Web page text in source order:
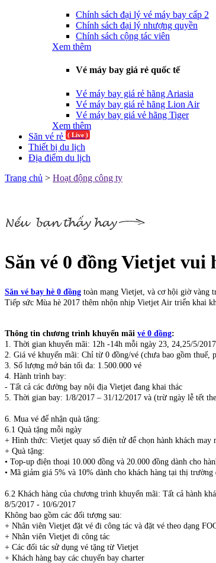
Chính sách đại lý vé máy bay cấp 2
Chính sách đại lý nhượng quyền
Chính sách cộng tác viên
Xem thêm
Vé máy bay giá rẻ quốc tế
Vé máy bay giá rẻ hãng Ariasia
Vé máy bay giá rẻ hãng Lion Air
Vé máy bay giá vẻ hãng Tiger
Xem thêm
Săn vé rẻ ( Live )
Thiết bị du lịch
Địa điểm du lịch
Trang chủ > Hoạt động công ty
Săn vé 0 đồng Vietjet vui
Săn vé bay hè 0 đồng toàn mạng Vietjet, và cơ hội giờ vàng
Tiếp sức Mùa hè 2017 thêm nhộn nhịp Vietjet Air triển khai
Thông tin chương trình khuyến mãi vé 0 đồng:
1. Thời gian khuyến mãi: 12h -14h mỗi ngày 23, 24,25/5/2017
2. Giá vé khuyến mãi: Chỉ từ 0 đồng/vé (chưa bao gồm thuế,
3. Số lượng mở bán tối đa: 1.500.000 vé
4. Hành trình bay:
- Tất cả các đường bay nội địa Vietjet đang khai thác
5. Thời gian bay: 1/8/2017 – 31/12/2017 và (trừ ngày lễ tết
6. Mua vé để nhận quà tặng:
6.1 Quà tặng mỗi ngày
+ Hình thức: Vietjet quay số điện tử để chọn hành khách
+ Quà tặng:
• Top-up điện thoại 10.000 đồng và 20.000 đồng dành cho
• Mã giảm giá 5% và 10% dành cho khách hàng tại thị
6.2 Khách hàng của chương trình khuyến mãi: Tất cả hành
8/5/2017 - 10/6/2017
Không bao gồm các đối tượng sau:
+ Nhân viên Vietjet đặt vé đi công tác và đặt vé theo dạng
+ Nhân viên Vietjet đi công tác
+ Các đối tác sử dụng vé tặng từ Vietjet
+ Khách hàng bay các chuyến bay charter